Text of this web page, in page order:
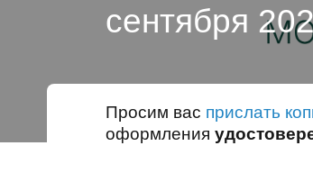
сентября
Просим вас прислать
оформления